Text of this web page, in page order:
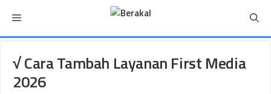
isi
Menu
√ Cara Tambah Layanan First Media
2026